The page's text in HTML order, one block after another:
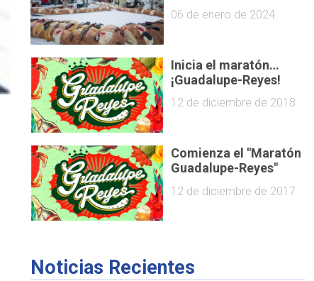
06 de enero de 2024
Inicia el maratón…
¡Guadalupe-Reyes!
12 de diciembre de 2018
Comienza el "Maratón
Guadalupe-Reyes"
12 de diciembre de 2017
Noticias Recientes